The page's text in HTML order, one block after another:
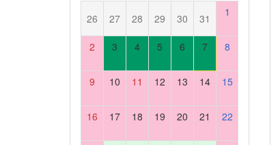
26 27 28 29 30 31 1
2 3 4 5 6 7 8
9 10 11 12 13 14 15
16 17 18 19 20 21 22